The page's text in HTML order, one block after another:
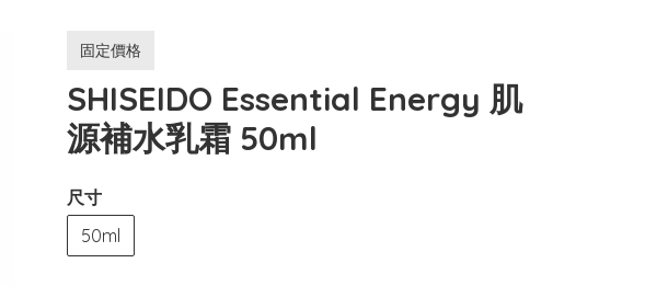
固定價格
SHISEIDO Essential Energy 肌
源補水乳霜 50ml
尺寸
50ml